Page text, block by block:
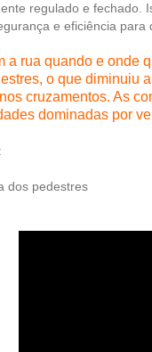
regulado e
e eficiência para
a rua quando e onde
o que diminuiu
cruzamentos. As
dominadas por
:
dos pedestres